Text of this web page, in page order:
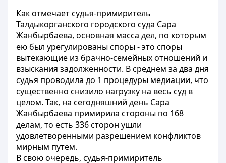
Как отмечает судья-примиритель
Талдыкорганского городского суда Сара
Жанбырбаева, основная масса дел, по которым
ею был урегулированы споры - это споры
вытекающие из брачно-семейных отношений и
взыскания задолженности. В среднем за два дня
судья проводила до 1 процедуры медиации, что
существенно снизило нагрузку на весь суд в
целом. Так, на сегодняшний день Сара
Жанбырбаева примирила стороны по 168
делам, то есть 336 сторон ушли
удовлетворенными разрешением конфликтов
мирным путем.
В свою очередь, судья-примиритель